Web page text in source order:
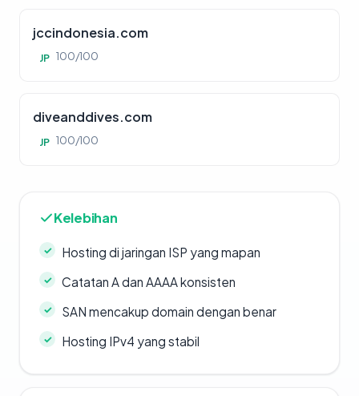
jccindonesia.com
JP 100/100
diveanddives.com
JP 100/100
Kelebihan
Hosting di jaringan ISP yang mapan
Catatan A dan AAAA konsisten
SAN mencakup domain dengan benar
Hosting IPv4 yang stabil